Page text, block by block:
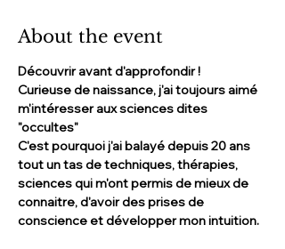
About the event
Découvrir avant d'approfondir !
Curieuse de naissance, j'ai toujours aimé
m'intéresser aux sciences dites
"occultes"
C'est pourquoi j'ai balayé depuis 20 ans
tout un tas de techniques, thérapies,
sciences qui m'ont permis de mieux de
connaitre, d'avoir des prises de
conscience et développer mon intuition.